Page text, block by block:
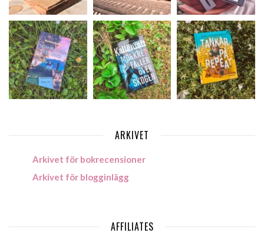
ARKIVET
Arkivet för bokrecensioner
Arkivet för blogginlägg
AFFILIATES